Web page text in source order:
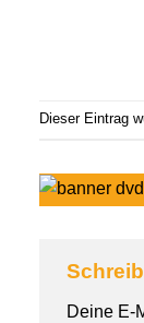
Dieser Eintrag
Deine E-